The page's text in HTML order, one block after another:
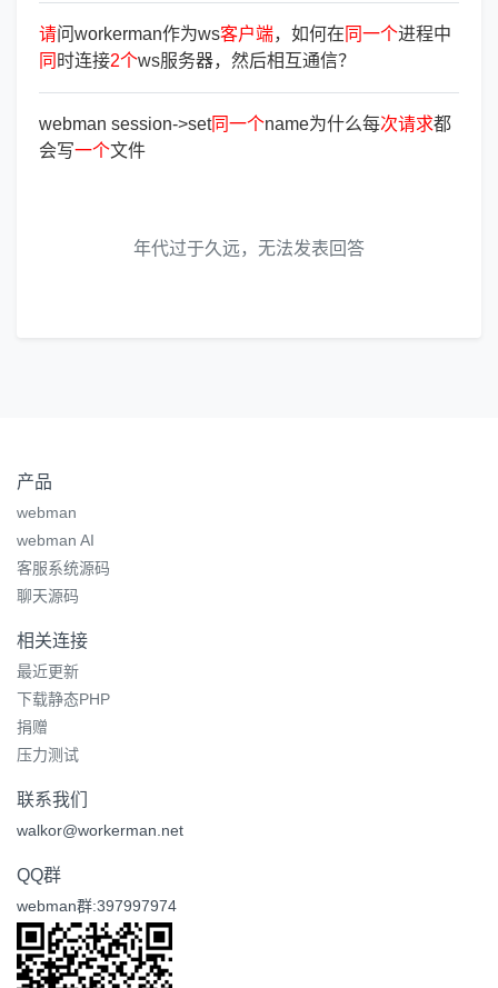
请问workerman作为ws客户端，如何在 同一个进程中
同 时连接2个ws服务器，然后相互通信？
webman session->set同一个name为什么每次请求都
会写一个文件
年代过于久远，无法发表回答
产品
webman
webman AI
客服系统源码
聊天源码
相关连接
最近更新
下载静态PHP
捐赠
压力测试
联系我们
walkor@workerman.net
QQ群
webman群:397997974